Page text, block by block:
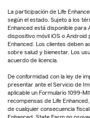
La participación de Life
según el estado. Sujeto a los
Enhanced está disponible para
dispositivo móvil iOS o Android
Enhanced. Los clientes deben
sobre salud y bienestar. Los
acuerdo de licencia.
De conformidad con la ley de
presentar ante el Servicio de
aplicable un Formulario 1099-
recompensas de Life
de cualquier consecuencia